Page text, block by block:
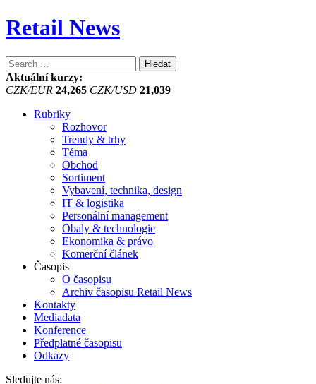
Retail News
Vyhledávání
Aktuální kurzy:
CZK/EUR 24,265 CZK/USD 21,039
Rubriky
Rozhovor
Trendy & trhy
Téma
Obchod
Sortiment
Vybavení, technika, design
IT & logistika
Personální management
Obaly & technologie
Ekonomika & právo
Komerční článek
Časopis
O časopisu
Archiv časopisu Retail News
Kontakty
Mediadata
Konference
Předplatné časopisu
Odkazy
Sledujte nás: